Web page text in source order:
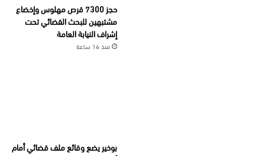
حجز 7300 قرص مهلوس وإخضاع
مشتبهين للبحث القضائي تحت
إشراف النيابة العامة
منذ 16 ساعة
بوخير يضع وقائع ملف قضائي أمام